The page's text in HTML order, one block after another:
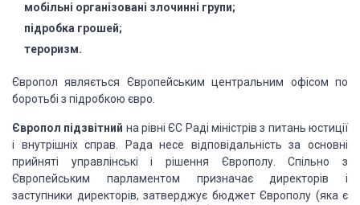
мобільні організовані злочинні групи;
підробка грошей;
тероризм.
Європол являється Європейським центральним офісом по
боротьбі з підробкою євро.
Європол підзвітний на рівні ЄС Раді міністрів з питань юстиції
і внутрішніх справ. Рада несе відповідальність за основні
прийняті управлінські і рішення Європолу. Спільно з
Європейським парламентом призначає директорів і
заступники директорів, затверджує бюджет Європолу (яка є